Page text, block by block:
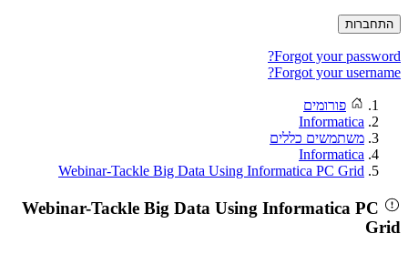
התחברות
Forgot your password?
Forgot your username?
פורומים
Informatica
משתמשים כללים
Informatica
Webinar-Tackle Big Data Using Informatica PC Grid
Webinar-Tackle Big Data Using Informatica PC
Grid